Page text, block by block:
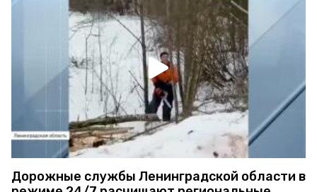
Дорожные службы Ленинградской области в